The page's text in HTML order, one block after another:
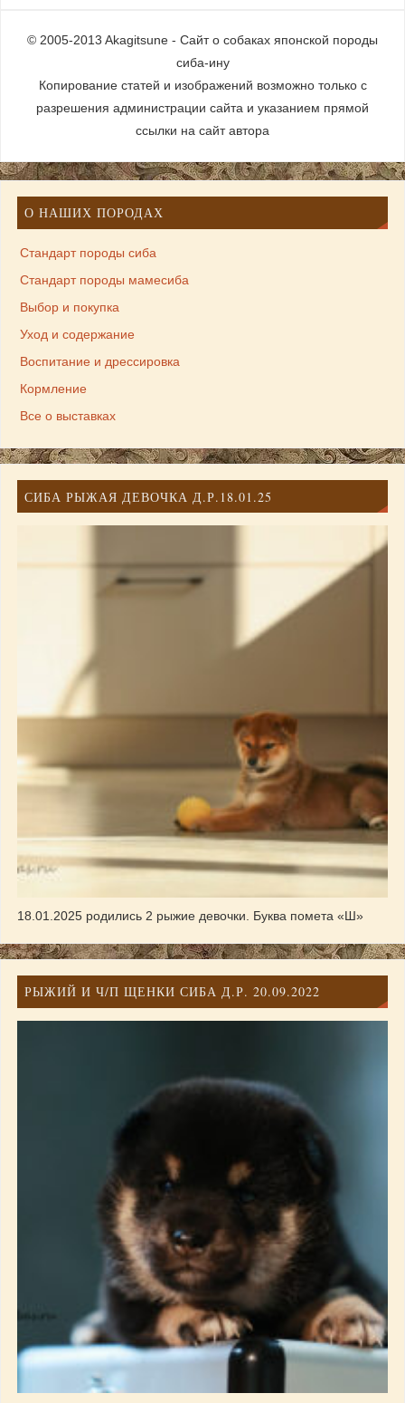
© 2005-2013 Akagitsune - Сайт о собаках японской породы
сиба-ину
Копирование статей и изображений возможно только с
разрешения администрации сайта и указанием прямой
ссылки на сайт автора
О НАШИХ ПОРОДАХ
Стандарт породы сиба
Стандарт породы мамесиба
Выбор и покупка
Уход и содержание
Воспитание и дрессировка
Кормление
Все о выставках
СИБА РЫЖАЯ ДЕВОЧКА Д.Р.18.01.25
18.01.2025 родились 2 рыжие девочки. Буква помета «Ш»
РЫЖИЙ И Ч/П ЩЕНКИ СИБА Д.Р. 20.09.2022